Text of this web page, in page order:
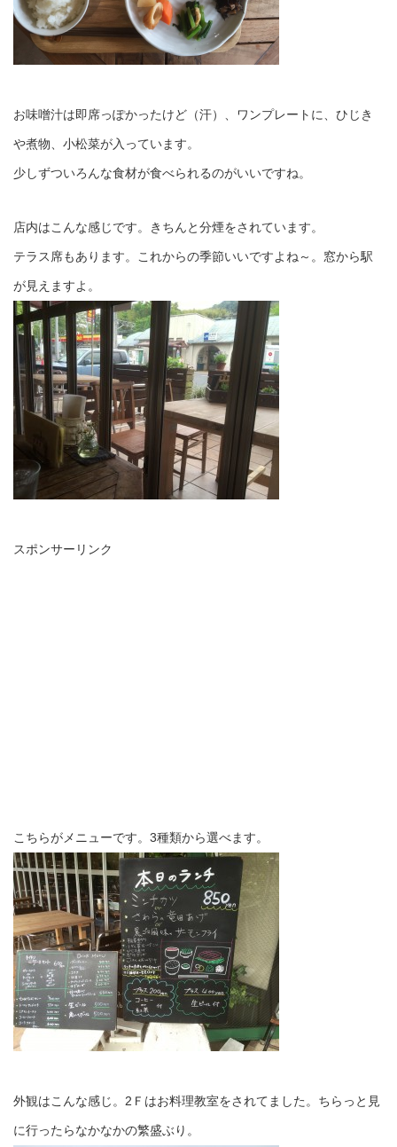
お味噌汁は即席っぽかったけど（汗）、ワンプレートに、ひじき
や煮物、小松菜が入っています。
少しずついろんな食材が食べられるのがいいですね。
店内はこんな感じです。きちんと分煙をされています。
テラス席もあります。これからの季節いいですよね～。窓から駅
が見えますよ。
スポンサーリンク
こちらがメニューです。3種類から選べます。
外観はこんな感じ。2Ｆはお料理教室をされてました。ちらっと見
に行ったらなかなかの繁盛ぶり。